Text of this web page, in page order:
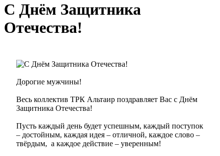
С Днём Защитника
Отечества!
Дорогие мужчины!
Весь коллектив ТРК Альтаир поздравляет Вас с Днём
Защитника Отечества!
Пусть каждый день будет успешным, каждый поступок
– достойным, каждая идея – отличной, каждое слово –
твёрдым, а каждое действие – уверенным!